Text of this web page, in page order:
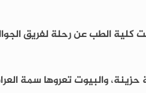
صيف 1954م أعلنت كلية الطب عن
والبيوت تعروها سمة